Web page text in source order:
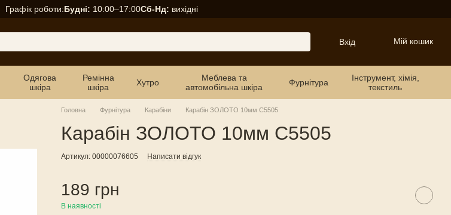
Графік роботи:Будні: 10:00–17:00Сб-Нд: вихідні
Вхід Мій кошик
Одягова
шкіра
Ремінна
шкіра
Хутро
Меблева та
автомобільна шкіра
Фурнітура
Інструмент, хімія,
текстиль
Головна Фурнітура Карабіни Карабін ЗОЛОТО 10мм C5505
Карабін ЗОЛОТО 10мм C5505
Артикул: 00000076605 Написати відгук
189 грн
В наявності